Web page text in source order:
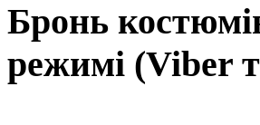
Бронь
режимі (Viber